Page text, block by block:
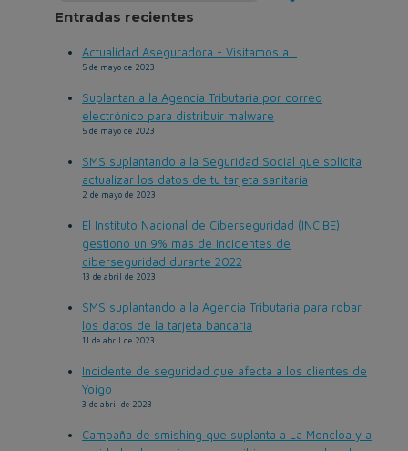
Entradas recientes
Actualidad Aseguradora - Visitamos a...
5 de mayo de 2023
Suplantan a la Agencia Tributaria por correo
electrónico para distribuir malware
5 de mayo de 2023
SMS suplantando a la Seguridad Social que solicita
actualizar los datos de tu tarjeta sanitaria
2 de mayo de 2023
El Instituto Nacional de Ciberseguridad (INCIBE)
gestionó un 9% más de incidentes de
ciberseguridad durante 2022
13 de abril de 2023
SMS suplantando a la Agencia Tributaria para robar
los datos de la tarjeta bancaria
11 de abril de 2023
Incidente de seguridad que afecta a los clientes de
Yoigo
3 de abril de 2023
Campaña de smishing que suplanta a La Moncloa y a